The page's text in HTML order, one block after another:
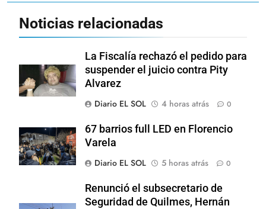
Noticias relacionadas
La Fiscalía rechazó el pedido para
suspender el juicio contra Pity
Alvarez
Diario EL SOL
4 horas atrás 0
67 barrios full LED en Florencio
Varela
Diario EL SOL
5 horas atrás 0
Renunció el subsecretario de
Seguridad de Quilmes, Hernán